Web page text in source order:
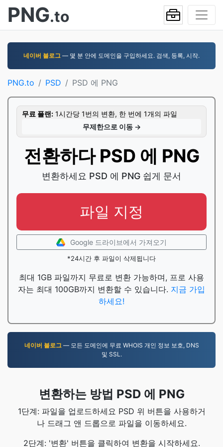
PNG.to
네이버 블로그 — 몇 분 안에 도메인을 구입하세요. 검색, 등록, 시작.
PNG.to PSD PSD 에 PNG
무료 플랜: 1시간당 1번의 변환, 한 번에 1개의 파일
무제한으로 이동 →
전환하다 PSD 에 PNG
변환하세요 PSD 에 PNG 쉽게 문서
파일 지정
Google 드라이브에서 가져오기
*24시간 후 파일이 삭제됩니다
최대 1GB 파일까지 무료로 변환 가능하며, 프로 사용
자는 최대 100GB까지 변환할 수 있습니다. 지금 가입
하세요!
네이버 블로그— 모든 도메인에 무료 WHOIS 개인 정보 보호, DNS
및 SSL.
변환하는 방법 PSD 에 PNG
1단계: 파일을 업로드하세요 PSD 위 버튼을 사용하거
나 드래그 앤 드롭으로 파일을 이동하세요.
2단계: '변환' 버튼을 클릭하여 변환을 시작하세요.